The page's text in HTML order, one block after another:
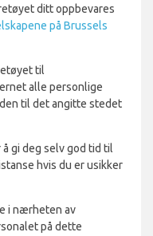
ditt oppbevares
på Brussels
til
alle personlige
til det angitte stedet
gi deg selv god tid til
hvis du er usikker
i nærheten av
på dette